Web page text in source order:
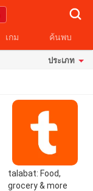
เกม ค้นพบ
ประเภท
talabat: Food,
grocery & more